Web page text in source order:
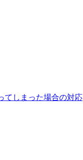
てしまった場合の対応